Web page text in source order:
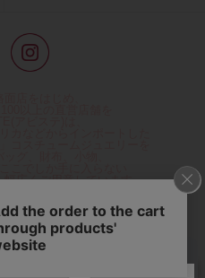
幅広くご用意しています。
商品を取り揃え、
などメディア着用商品、
介するコンテンツ、
独自のポイント還元
スをご提供。
ーや時計、小物などで、